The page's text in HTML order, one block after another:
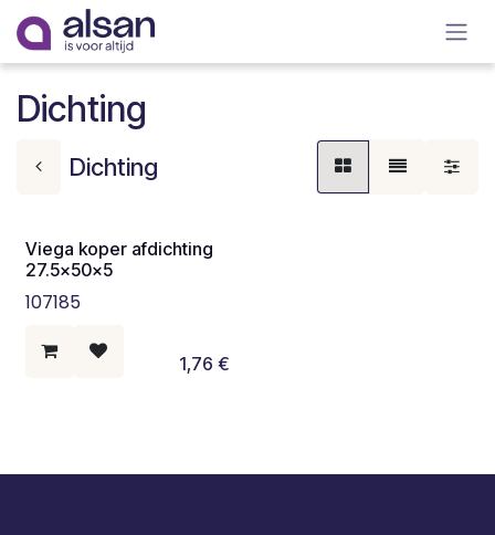
Overslaan naar inhoud
Dichting
Dichting
Viega koper afdichting
27.5x50x5
107185
1,76 €